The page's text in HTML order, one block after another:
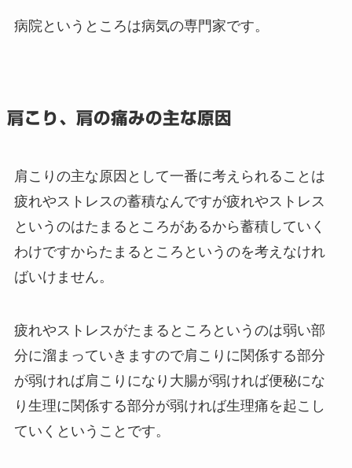
病院というところは病気の専門家です。
肩こり、肩の痛みの主な原因
肩こりの主な原因として一番に考えられることは
疲れやストレスの蓄積なんですが疲れやストレス
というのはたまるところがあるから蓄積していく
わけですからたまるところというのを考えなけれ
ばいけません。
疲れやストレスがたまるところというのは弱い部
分に溜まっていきますので肩こりに関係する部分
が弱ければ肩こりになり大腸が弱ければ便秘にな
り生理に関係する部分が弱ければ生理痛を起こし
ていくということです。